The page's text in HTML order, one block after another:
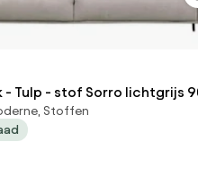
- Tulp - stof Sorro lichtgrijs
Stoffen